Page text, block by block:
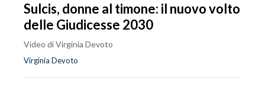
Sulcis, donne al timone: il nuovo volto
delle Giudicesse 2030
Video di Virginia Devoto
Virginia Devoto